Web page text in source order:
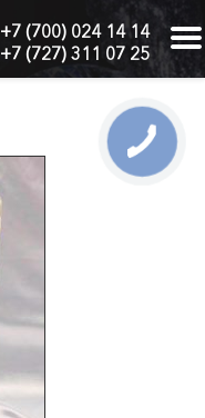
+7 (700) 024 14 14
+7 (727) 311 07 25